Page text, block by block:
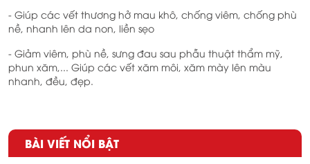
- Giúp các vết thương hở mau khô, chống viêm, chống phù
nề, nhanh lên da non, liền sẹo
- Giảm viêm, phù nề, sưng đau sau phẫu thuật thẩm mỹ,
phun xăm,... Giúp các vết xăm môi, xăm mày lên màu
nhanh, đều, đẹp.
BÀI VIẾT NỔI BẬT